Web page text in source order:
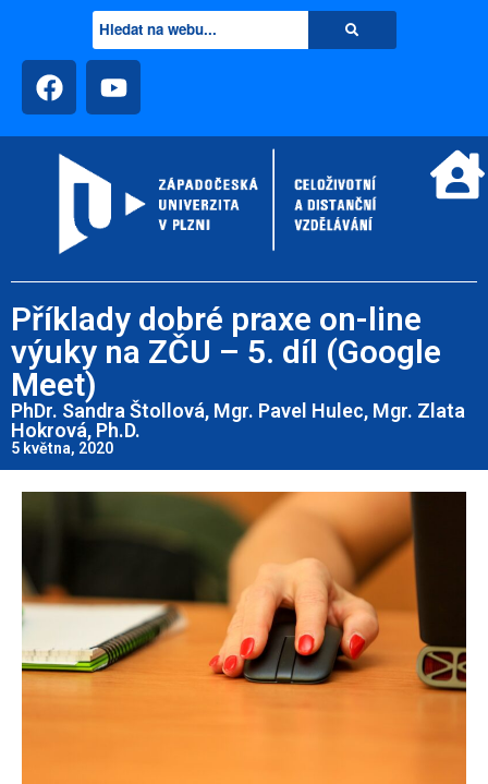
Příklady dobré praxe on-line
výuky na ZČU – 5. díl (Google
Meet)
PhDr. Sandra Štollová, Mgr. Pavel Hulec, Mgr. Zlata
Hokrová, Ph.D.
5 května, 2020